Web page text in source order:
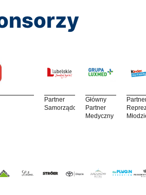
Partner
Samorządowy
Główny
Partner
Medyczny